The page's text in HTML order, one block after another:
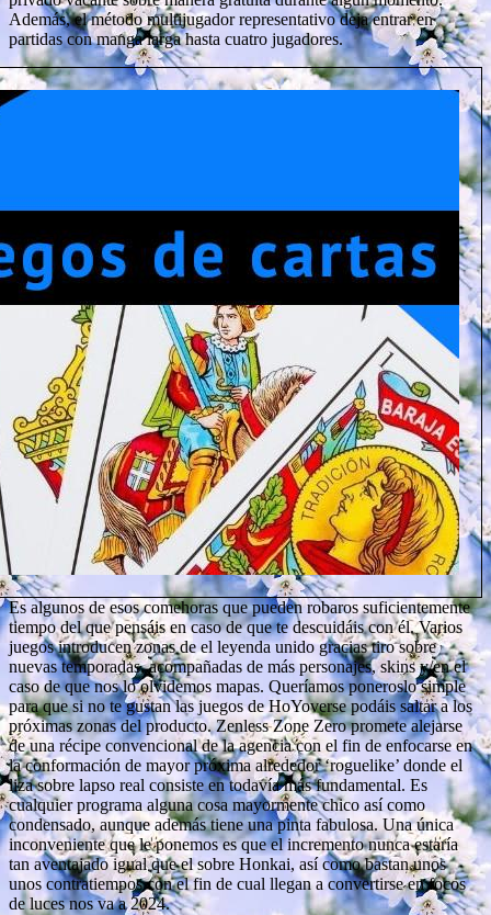
Además, el método multijugador representativo deja entrar en
partidas con manga larga hasta cuatro jugadores.
Es algunos de esos comehoras que pueden robaros suficientemente
tiempo del que pensáis en caso de que te descuidáis con él. Varios
juegos introducen zonas de el leyenda unido gracias tiro sobre
nuevas temporadas, acompañadas de más personajes, skins y/en el
caso de que nos lo olvidemos mapas. Queríamos poneroslo simple
para que si no te gustan las juegos de HoYoverse podáis saltar a los
próximas zonas del producto. Zenless Zone Zero promete alejarse
de una récipe convencional de la agencia con el fin de enfocarse en
la conformación de mayor próxima alrededor ‘roguelike’ donde el
liza sobre lapso real consiste en todavía más fundamental. Es
cualquier programa alguna cosa mayormente chico así­ como
condensado, aunque además tiene una pinta fabulosa. Una única
inconveniente que le ponemos es que el incremento nunca estaría
tan aventajado igual que el sobre Honkai, así­ como bastan unos
unos contratiempos con el fin de cual llegan a convertirse en focos
de luces nos va a 2024.